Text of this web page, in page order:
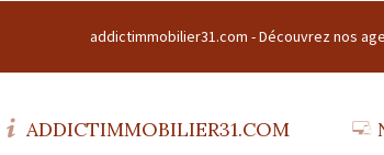
addictimmobilier31.com -Découvrez nos
ADDICTIMMOBILIER31.COM